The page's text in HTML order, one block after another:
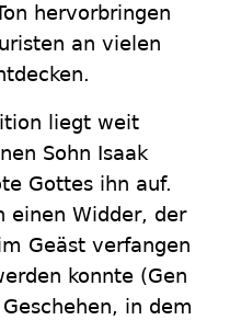
hervorbringen
an vielen
liegt weit
Sohn Isaak
Gottes ihn auf.
einen Widder, der
Geäst verfangen
konnte (Gen
in dem